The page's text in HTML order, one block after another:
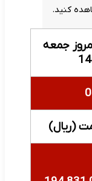
جمعه
(ریال)